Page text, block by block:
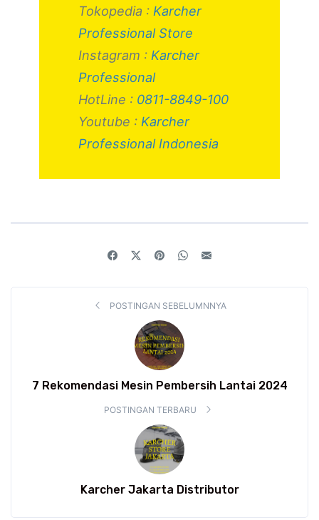
Tokopedia : Karcher
Professional Store
Instagram : Karcher
Professional
HotLine : 0811-8849-100
Youtube : Karcher
Professional Indonesia
POSTINGAN SEBELUMNNYA
7 Rekomendasi Mesin Pembersih Lantai 2024
POSTINGAN TERBARU
Karcher Jakarta Distributor